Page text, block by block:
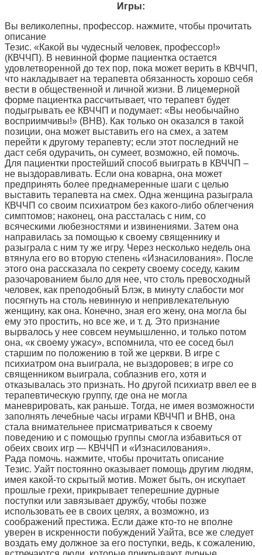
Игры:
Вы великолепны, профессор. нажмите, чтобы прочитать
описание
Тезис. «Какой вы чудесный человек, профессор!»
(КВЧЧП). В невинной форме пациентка остается
удовлетворенной до тех пор, пока может верить в КВЧЧП,
что накладывает на терапевта обязанность хорошо себя
вести в общественной и личной жизни. В лицемерной
форме пациентка рассчитывает, что терапевт будет
подыгрывать ее КВЧЧП и подумает: «Вы необычайно
восприимчивы!» (ВНВ). Как только он оказался в такой
позиции, она может выставить его на смех, а затем
перейти к другому терапевту; если этот последний не
даст себя одурачить, он сумеет, возможно, ей помочь.
Для пациентки простейший способ выиграть в КВЧЧП –
не выздоравливать. Если она коварна, она может
предпринять более преднамеренные шаги с целью
выставить терапевта на смех. Одна женщина разыграла
КВЧЧП со своим психиатром без какого-либо облегчения
симптомов; наконец, она рассталась с ним, со
всяческими любезностями и извинениями. Затем она
направилась за помощью к своему священнику и
разыграла с ним ту же игру. Через несколько недель она
втянула его во вторую степень «Изнасилования». После
этого она рассказала по секрету своему соседу, каким
разочарованием было для нее, что столь превосходный
человек, как преподобный Блэк, в минуту слабости мог
посягнуть на столь невинную и непривлекательную
женщину, как она. Конечно, зная его жену, она могла бы
ему это простить, но все же, и т. д. Это признание
вырвалось у нее совсем неумышленно, и только потом
она, «к своему ужасу», вспомнила, что ее сосед был
старшим по положению в той же церкви. В игре с
психиатром она выиграла, не выздоровев; в игре со
священником выиграла, соблазнив его, хотя и
отказывалась это признать. Но другой психиатр ввел ее в
терапевтическую группу, где она не могла
маневрировать, как раньше. Тогда, не имея возможности
заполнять лечебные часы играми КВЧЧП и ВНВ, она
стала внимательнее присматриваться к своему
поведению и с помощью группы смогла избавиться от
обеих своих игр — КВЧЧП и «Изнасилования».
Рада помочь. нажмите, чтобы прочитать описание
Тезис. Уайт постоянно оказывает помощь другим людям,
имея какой-то скрытый мотив. Может быть, он искупает
прошлые грехи, прикрывает теперешние дурные
поступки или завязывает дружбу, чтобы позже
использовать ее в своих целях, а возможно, из
соображений престижа. Если даже кто-то не вполне
уверен в искренности побуждений Уайта, все же следует
воздать ему должное за его поступки, ведь, к сожалению,